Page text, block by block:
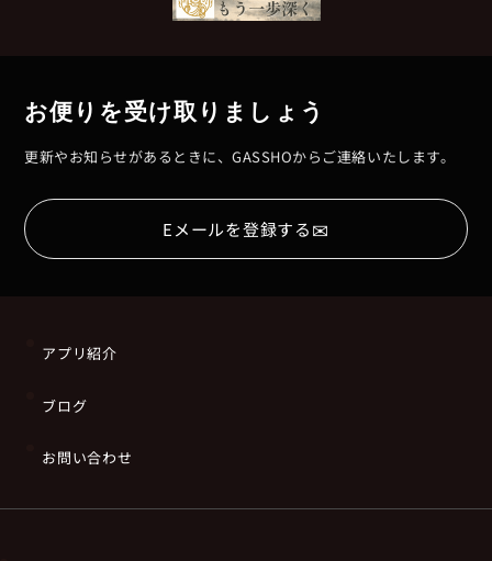
お便りを受け取りましょう
更新やお知らせがあるときに、GASSHOからご連絡いたします。
Eメールを登録する✉
アプリ紹介
ブログ
お問い合わせ